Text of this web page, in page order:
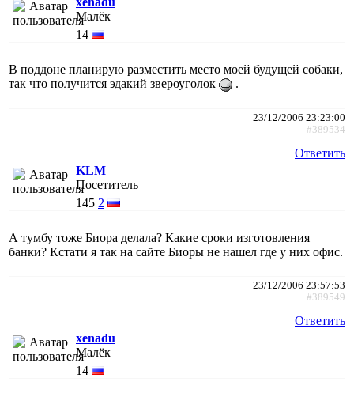
Малёк
14
В поддоне планирую разместить место моей будущей собаки,
так что получится эдакий звероуголок
.
23/12/2006 23:23:00
#389534
Ответить
KLM
Посетитель
145 2
А тумбу тоже Биора делала? Какие сроки изготовления
банки? Кстати я так на сайте Биоры не нашел где у них офис.
23/12/2006 23:57:53
#389549
Ответить
xenadu
Малёк
14